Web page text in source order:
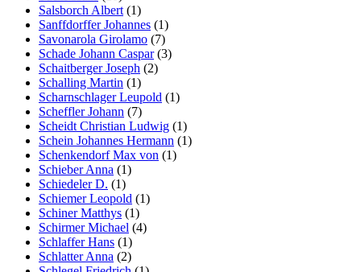
Salsborch Albert (1)
Sanffdorffer Johannes (1)
Savonarola Girolamo (7)
Schade Johann Caspar(3)
Schaitberger Joseph (2)
Schalling Martin (1)
Scharnschlager Leupold (1)
Scheffler Johann (7)
Scheidt Christian Ludwig (1)
Schein Johannes Hermann (1)
Schenkendorf Max von (1)
Schieber Anna (1)
Schiedeler D. (1)
Schiemer Leopold (1)
Schiner Matthys (1)
Schirmer Michael (4)
Schlaffer Hans (1)
Schlatter Anna (2)